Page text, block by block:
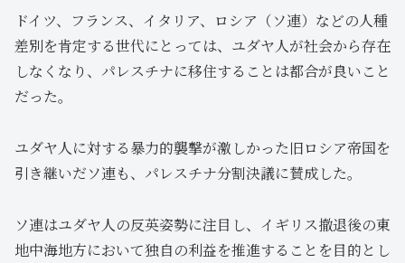
ドイツ、フランス、イタリア、ロシア（ソ連）などの人種
差別を肯定する世代にとっては、ユダヤ人が社会から存在
しなくなり、パレスチナに移住することは都合が良いこと
だった。
ユダヤ人に対する暴力的襲撃が激しかった旧ロシア帝国を
引き継いだソ連も、パレスチナ分割決議に賛成した。
ソ連はユダヤ人の反英姿勢に注目し、イギリス撤退後の東
地中海地方において独自の利益を推進することを目的とし